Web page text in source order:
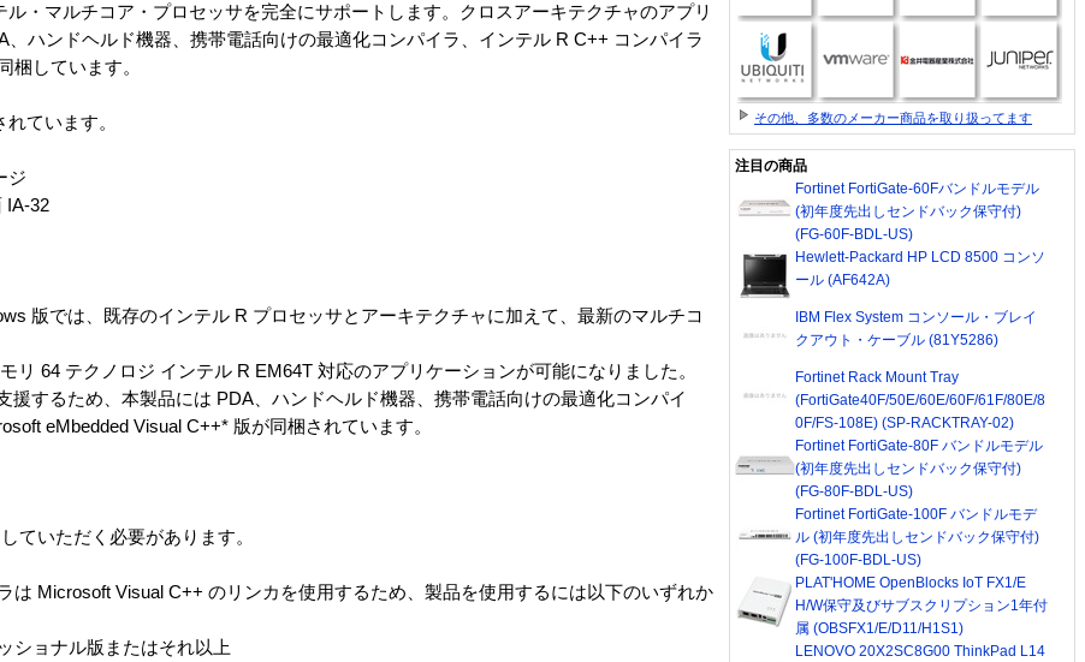
・マルチコア・プロセッサを完全にサポートします。クロスアーキテクチャのアプリ
ハンドヘルド機器、携帯電話向けの最適化コンパイラ、インテル R C++ コンパイラ
梱しています。
ています。
ジ
IA-32
版では、既存のインテル R プロセッサとアーキテクチャに加えて、最新のマルチコ
リ 64 テクノロジ インテル R EM64T 対応のアプリケーションが可能になりました。
援するため、本製品には PDA、ハンドヘルド機器、携帯電話向けの最適化コンパイ
eMbedded Visual C++* 版が同梱されています。
ていただく必要があります。
は Microsoft Visual C++ のリンカを使用するため、製品を使用するには以下のいずれか
ショナル版またはそれ以上
その他、多数のメーカー商品を取り扱ってます
注目の商品
Fortinet FortiGate-60Fバンドルモデル
(初年度先出しセンドバック保守付)
(FG-60F-BDL-US)
Hewlett-Packard HP LCD 8500 コンソ
ール (AF642A)
IBM Flex System コンソール・ブレイ
クアウト・ケーブル (81Y5286)
Fortinet Rack Mount Tray
(FortiGate40F/50E/60E/60F/61F/80E/8
0F/FS-108E) (SP-RACKTRAY-02)
Fortinet FortiGate-80F バンドルモデル
(初年度先出しセンドバック保守付)
(FG-80F-BDL-US)
Fortinet FortiGate-100F バンドルモデ
ル (初年度先出しセンドバック保守付)
(FG-100F-BDL-US)
PLAT'HOME OpenBlocks IoT FX1/E
H/W保守及びサブスクリプション1年付
属 (OBSFX1/E/D11/H1S1)
LENOVO 20X2SC8G00 ThinkPad L14